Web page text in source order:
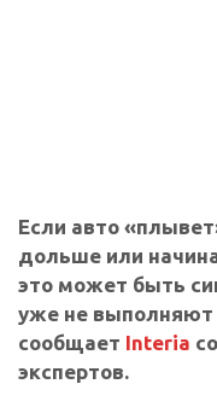
Если авто
дольше или
это может быть
уже не выполняют
сообщает Interia
экспертов.